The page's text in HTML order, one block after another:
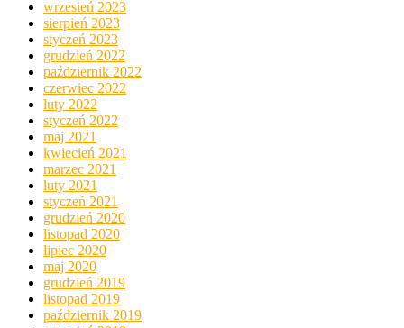
wrzesień 2023
sierpień 2023
styczeń 2023
grudzień 2022
październik 2022
czerwiec 2022
luty 2022
styczeń 2022
maj 2021
kwiecień 2021
marzec 2021
luty 2021
styczeń 2021
grudzień 2020
listopad 2020
lipiec 2020
maj 2020
grudzień 2019
listopad 2019
październik 2019